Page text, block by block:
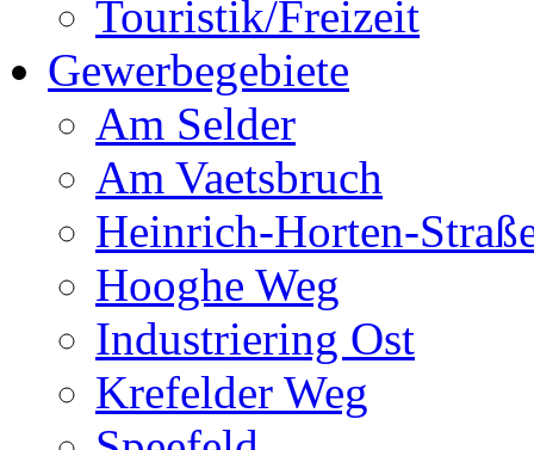
Touristik/Freizeit
Gewerbegebiete
Am Selder
Am Vaetsbruch
Heinrich-Horten-
Hooghe Weg
Industriering Ost
Krefelder Weg